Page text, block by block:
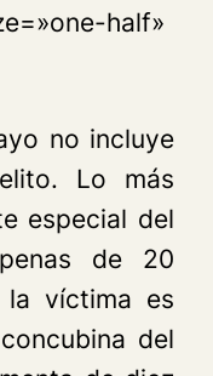
half»
no incluye
Lo más
especial del
de 20
víctima es
del